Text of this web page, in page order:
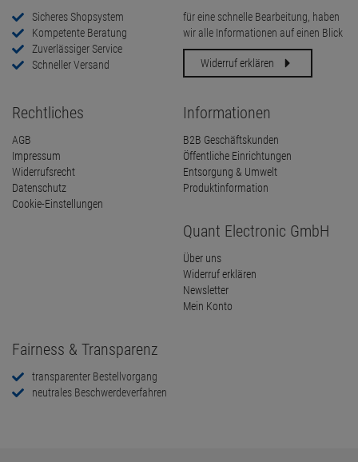
Sicheres Shopsystem
Kompetente Beratung
Zuverlässiger Service
Schneller Versand
für eine schnelle Bearbeitung, haben
wir alle Informationen auf einen Blick
Widerruf erklären
Rechtliches
AGB
Impressum
Widerrufsrecht
Datenschutz
Cookie-Einstellungen
Informationen
B2B Geschäftskunden
Öffentliche Einrichtungen
Entsorgung & Umwelt
Produktinformation
Quant Electronic GmbH
Über uns
Widerruf erklären
Newsletter
Mein Konto
Fairness & Transparenz
transparenter Bestellvorgang
neutrales Beschwerdeverfahren